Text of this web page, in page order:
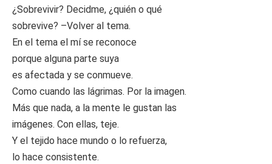
¿Sobrevivir? Decidme, ¿quién o qué
sobrevive? –Volver al tema.
En el tema el mí se reconoce
porque alguna parte suya
es afectada y se conmueve.
Como cuando las lágrimas. Por la imagen.
Más que nada, a la mente le gustan las
imágenes. Con ellas, teje.
Y el tejido hace mundo o lo refuerza,
lo hace consistente.